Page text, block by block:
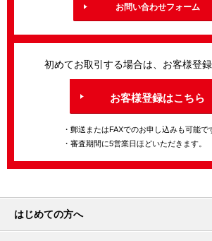
お問い合わせフォーム
初めてお取引する場合は、お客様登録
お客様登録はこちら
・郵送またはFAXでのお申し込みも可能で
・審査期間に5営業日ほどいただきます。
はじめての方へ